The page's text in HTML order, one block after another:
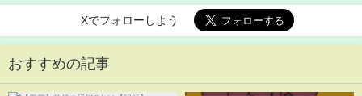
Xでフォローしよう
おすすめの記事